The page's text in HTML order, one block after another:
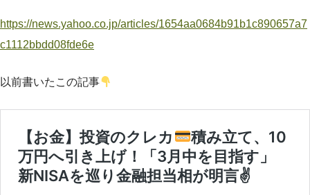
https://news.yahoo.co.jp/articles/1654aa0684b91b1c890657a7
c1112bbdd08fde6e
以前書いたこの記事